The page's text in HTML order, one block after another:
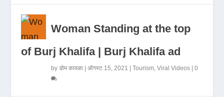
Woman Standing at the top
of Burj Khalifa | Burj Khalifa ad
byडोम कावळा |ऑगस्ट 15, 2021 |Tourism ,Viral Videos |0